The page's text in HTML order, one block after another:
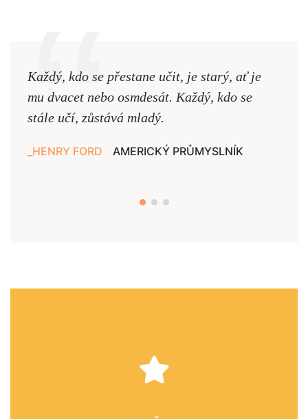
Každý, kdo se přestane učit, je starý, ať je
mu dvacet nebo osmdesát. Každý, kdo se
stále učí, zůstává mladý.
HENRY FORD AMERICKÝ PRŮMYSLNÍK